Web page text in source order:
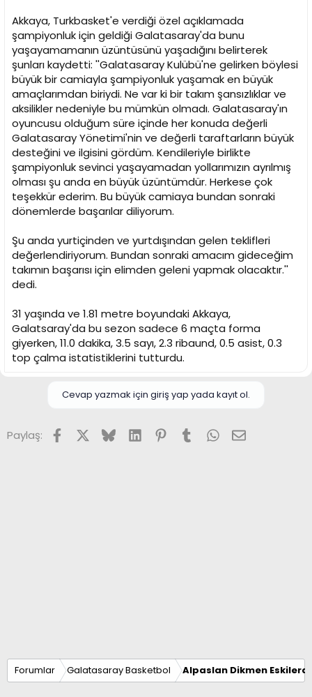
Akkaya, Turkbasket'e verdiği özel açıklamada
şampiyonluk için geldiği Galatasaray'da bunu
yaşayamamanın üzüntüsünü yaşadığını belirterek
şunları kaydetti: ''Galatasaray Kulübü'ne gelirken böylesi
büyük bir camiayla şampiyonluk yaşamak en büyük
amaçlarımdan biriydi. Ne var ki bir takım şansızlıklar ve
aksilikler nedeniyle bu mümkün olmadı. Galatasaray'ın
oyuncusu olduğum süre içinde her konuda değerli
Galatasaray Yönetimi'nin ve değerli taraftarların büyük
desteğini ve ilgisini gördüm. Kendileriyle birlikte
şampiyonluk sevinci yaşayamadan yollarımızın ayrılmış
olması şu anda en büyük üzüntümdür. Herkese çok
teşekkür ederim. Bu büyük camiaya bundan sonraki
dönemlerde başarılar diliyorum.
Şu anda yurtiçinden ve yurtdışından gelen teklifleri
değerlendiriyorum. Bundan sonraki amacım gideceğim
takımın başarısı için elimden geleni yapmak olacaktır.''
dedi.
31 yaşında ve 1.81 metre boyundaki Akkaya,
Galatsaray'da bu sezon sadece 6 maçta forma
giyerken, 11.0 dakika, 3.5 sayı, 2.3 ribaund, 0.5 asist, 0.3
top çalma istatistiklerini tutturdu.
Cevap yazmak için giriş yap yada kayıt ol.
Paylaş: FacebookX (Twitter)
BlueskyLinkedInPinterest
TumblrWhatsApp
E-posta
Forumlar Galatasaray Basketbol Alpaslan Dikmen